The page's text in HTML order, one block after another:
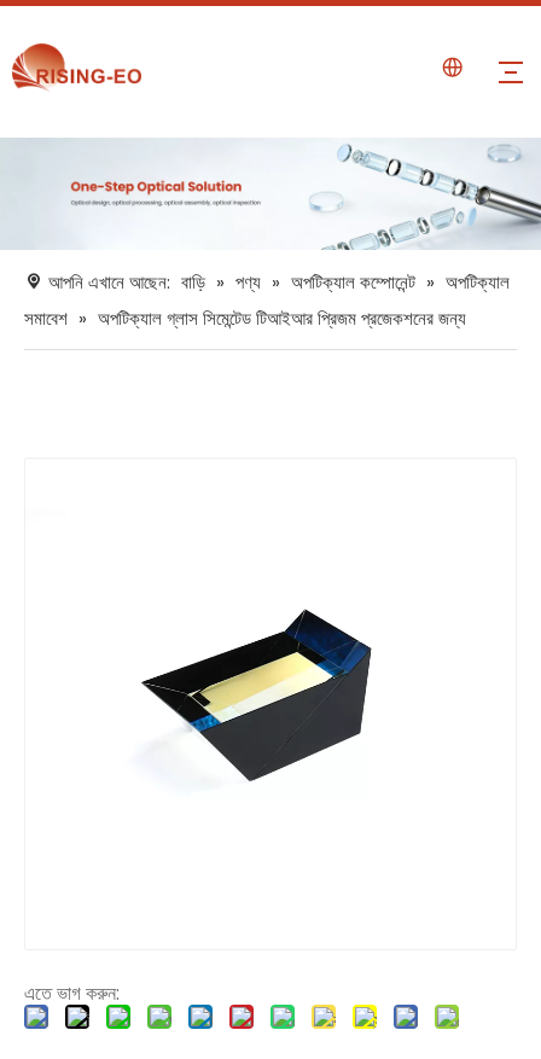
আপনি এখানে আছেন: বাড়ি » পণ্য » অপটিক্যাল কম্পোনেন্ট » অপটিক্যাল
সমাবেশ » অপটিক্যাল গ্লাস সিমেন্টেড টিআইআর প্রিজম প্রজেকশনের জন্য
এতে ভাগ করুন: